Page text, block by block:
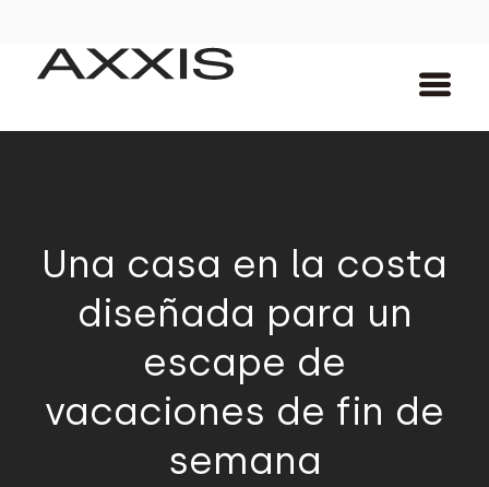
Una casa en la costa
diseñada para un
escape de
vacaciones de fin de
semana